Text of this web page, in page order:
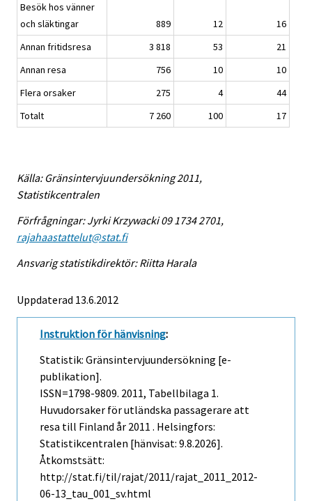
Besök hos vänner
och släktingar
889 12
16
Annan fritidsresa
3 818 53
21
Annan resa
756 10
10
Flera orsaker
275 4
44
Totalt
7 260 100 17
Källa: Gränsintervjuundersökning 2011,
Statistikcentralen
Förfrågningar: Jyrki Krzywacki 09 1734 2701,
rajahaastattelut@stat.fi
Ansvarig statistikdirektör: Riitta Harala
Uppdaterad 13.6.2012
Instruktion för hänvisning:
Statistik: Gränsintervjuundersökning [e-
publikation].
ISSN=1798-9809. 2011, Tabellbilaga 1.
Huvudorsaker för utländska passagerare att
resa till Finland år 2011 . Helsingfors:
Statistikcentralen [hänvisat: 9.8.2026].
Åtkomstsätt:
http://stat.fi/til/rajat/2011/rajat_2011_2012-
06-13_tau_001_sv.html